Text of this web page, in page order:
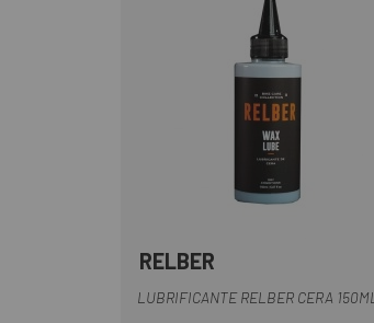
RELBER
LUBRIFICANTE RELBER CERA 150ML